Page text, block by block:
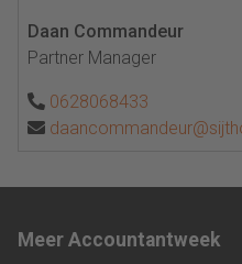
Daan Commandeur
Partner Manager
0628068433
Meer Accountantweek